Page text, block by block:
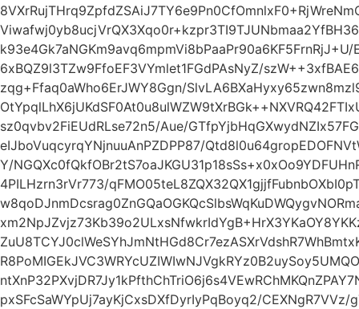
6xBQZ9l3TZw9FfoEF3VYmlet1FGdPAsNyZ/
zqg+Ffaq0aWho6ErJWY8Ggn/
sz0qvbv2FiEUdRLse72n5/Aue/
eIJboVuqcyrqYNjnuuAnPZDPP87/
Y/
4PILHzrn3rVr773/
pxSFcSaWYpUj7ayKjCxsDXfDyrIyPqBoyq2/